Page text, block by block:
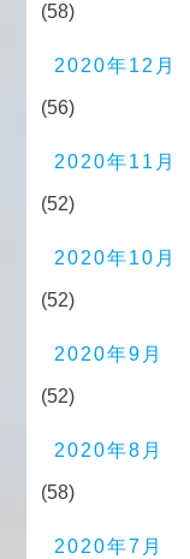
(58)
2020年12月
(56)
2020年11月
(52)
2020年10月
(52)
2020年9月
(52)
2020年8月
(58)
2020年7月